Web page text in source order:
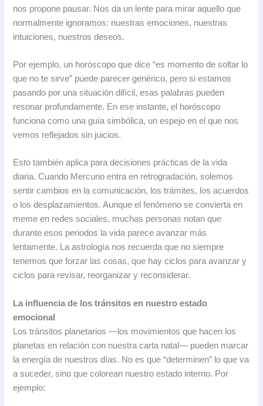
nos propone pausar. Nos da un lente para mirar aquello que
normalmente ignoramos: nuestras emociones, nuestras
intuiciones, nuestros deseos.
Por ejemplo, un horóscopo que dice “es momento de soltar lo
que no te sirve” puede parecer genérico, pero si estamos
pasando por una situación difícil, esas palabras pueden
resonar profundamente. En ese instante, el horóscopo
funciona como una guía simbólica, un espejo en el que nos
vemos reflejados sin juicios.
Esto también aplica para decisiones prácticas de la vida
diaria. Cuando Mercurio entra en retrogradación, solemos
sentir cambios en la comunicación, los trámites, los acuerdos
o los desplazamientos. Aunque el fenómeno se convierta en
meme en redes sociales, muchas personas notan que
durante esos periodos la vida parece avanzar más
lentamente. La astrología nos recuerda que no siempre
tenemos que forzar las cosas, que hay ciclos para avanzar y
ciclos para revisar, reorganizar y reconsiderar.
La influencia de los tránsitos en nuestro estado
emocional
Los tránsitos planetarios —los movimientos que hacen los
planetas en relación con nuestra carta natal— pueden marcar
la energía de nuestros días. No es que “determinen” lo que va
a suceder, sino que colorean nuestro estado interno. Por
ejemplo: